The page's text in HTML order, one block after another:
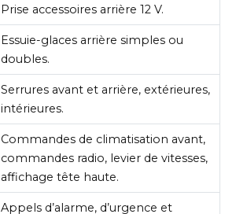
Prise accessoires arrière 12 V.
Essuie-glaces arrière simples ou
doubles.
Serrures avant et arrière, extérieures,
intérieures.
Commandes de climatisation avant,
commandes radio, levier de vitesses,
affichage tête haute.
Appels d’alarme, d’urgence et